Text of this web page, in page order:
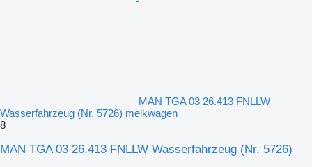
MAN TGA 03 26.413 FNLLW
Wasserfahrzeug (Nr. 5726) melkwagen
8
MAN TGA 03 26.413 FNLLW Wasserfahrzeug (Nr. 5726)